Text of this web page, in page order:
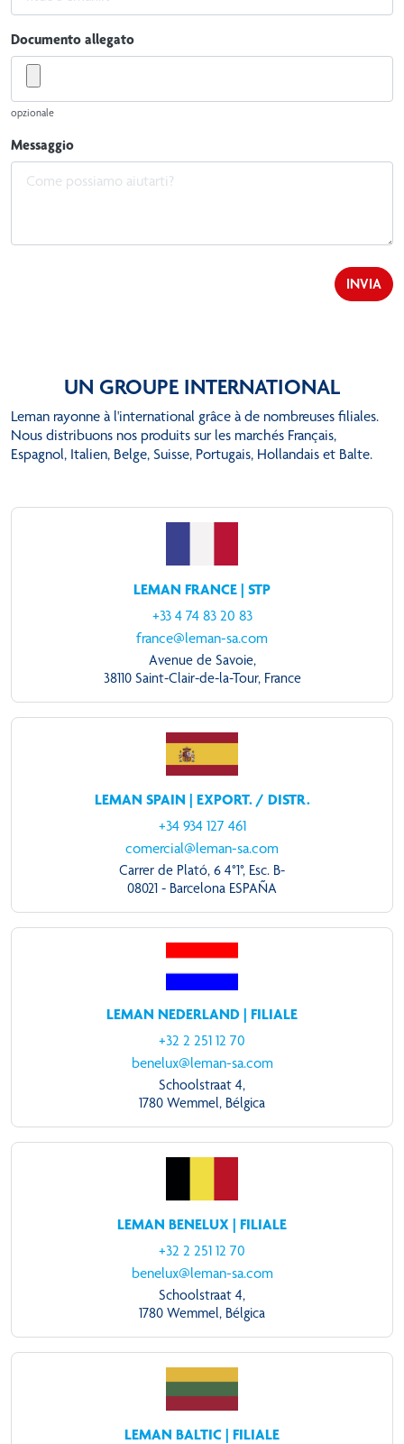
Documento allegato
opzionale
Messaggio
UN GROUPE INTERNATIONAL
Leman rayonne à l'international grâce à de nombreuses filiales.
Nous distribuons nos produits sur les marchés Français,
Espagnol, Italien, Belge, Suisse, Portugais, Hollandais et Balte.
LEMAN FRANCE | STP
+33 4 74 83 20 83
france@leman-sa.com
Avenue de Savoie,
38110 Saint-Clair-de-la-Tour, France
LEMAN SPAIN | EXPORT. / DISTR.
+34 934 127 461
comercial@leman-sa.com
Carrer de Plató, 6 4°1°, Esc. B-
08021 - Barcelona ESPAÑA
LEMAN NEDERLAND | FILIALE
+32 2 251 12 70
benelux@leman-sa.com
Schoolstraat 4,
1780 Wemmel, Bélgica
LEMAN BENELUX | FILIALE
+32 2 251 12 70
benelux@leman-sa.com
Schoolstraat 4,
1780 Wemmel, Bélgica
LEMAN BALTIC | FILIALE